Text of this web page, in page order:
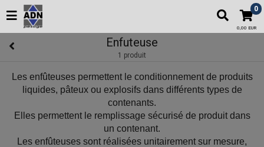
0
0,00 EUR
Enfuteuse
1 produit
Les enfûteuses permettent le conditionnement de produits
liquides, pâteux ou explosifs dans différents types de
contenants.
Elles permettent le remplissage sécurisé de produit dans
un contenant.
Les enfûteuses sont réalisées unitairement sur mesure,